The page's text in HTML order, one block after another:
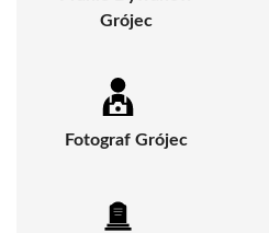
Grójec
Fotograf Grójec